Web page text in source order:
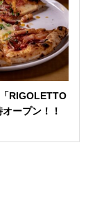
RIGOLETTO
ープン！！